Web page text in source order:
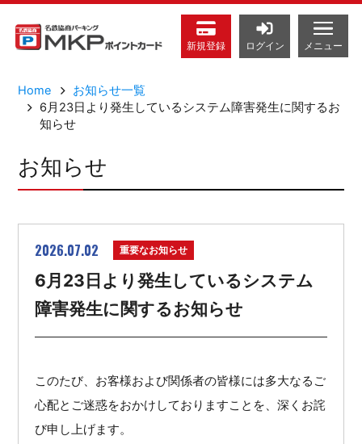
新規登録 ログイン メニュー
Home
お知らせ一覧
6月23日より発生しているシステム障害発生に関するお
知らせ
お知らせ
2026.07.02 重要なお知らせ
6月23日より発生しているシステム
障害発生に関するお知らせ
このたび、お客様および関係者の皆様には多大なるご
心配とご迷惑をおかけしておりますことを、深くお詫
び申し上げます。